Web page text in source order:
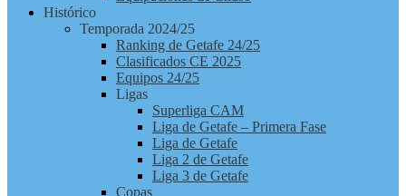
Histórico
Temporada 2024/25
Ranking de Getafe 24/25
Clasificados CE 2025
Equipos 24/25
Ligas
Superliga CAM
Liga de Getafe – Primera Fase
Liga de Getafe
Liga 2 de Getafe
Liga 3 de Getafe
Copas